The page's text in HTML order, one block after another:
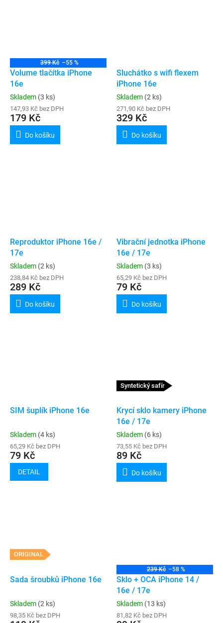
399 Kč –55 %
Volume tlačítka iPhone
16e
Skladem (3 ks)
147,93 Kč bez DPH
179 Kč
Do košíku
Sluchátko s wifi flexem
iPhone 16e
Skladem (2 ks)
271,90 Kč bez DPH
329 Kč
Do košíku
Reproduktor iPhone 16e /
17e
Skladem (2 ks)
238,84 Kč bez DPH
289 Kč
Do košíku
Vibrační jednotka iPhone
16e / 17e
Skladem (3 ks)
65,29 Kč bez DPH
79 Kč
Do košíku
SIM šuplík iPhone 16e
Skladem (4 ks)
65,29 Kč bez DPH
79 Kč
DETAIL
Syntetický safír
Krycí sklo kamery iPhone
16e / 17e
Skladem (6 ks)
73,55 Kč bez DPH
89 Kč
Do košíku
ORIGINAL
Sada šroubků iPhone 16e
Skladem (2 ks)
98,35 Kč bez DPH
239 Kč –58 %
Sklo + OCA iPhone 14 /
16e / 17e
Skladem (13 ks)
81,82 Kč bez DPH